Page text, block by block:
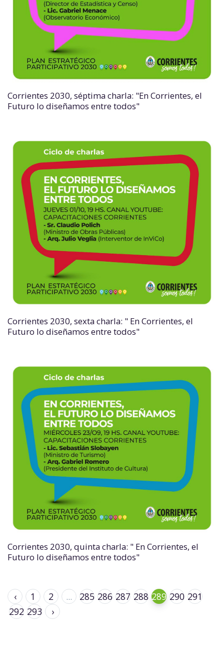
Corrientes 2030, séptima charla: "En Corrientes, el
Futuro lo diseñamos entre todos"
Corrientes 2030, sexta charla: " En Corrientes, el
Futuro lo diseñamos entre todos"
Corrientes 2030, quinta charla: " En Corrientes, el
Futuro lo diseñamos entre todos"
‹ 1 2 ... 285 286 287 288 289 290 291
292 293 ›